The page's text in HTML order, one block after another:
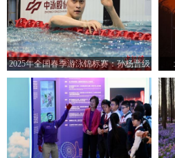
2025年全国春季游泳锦标赛：孙杨晋级
男子400米自由泳决赛